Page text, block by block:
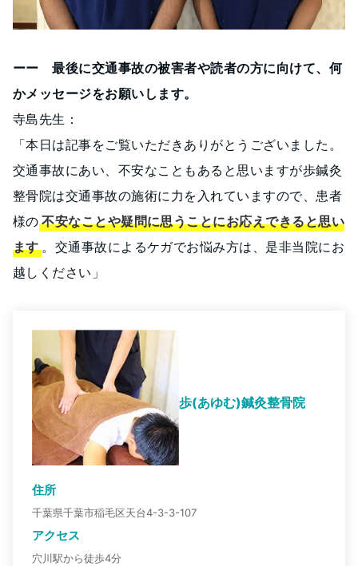
ーー 最後に交通事故の被害者や読者の方に向けて、何
かメッセージをお願いします。
寺島先生：
「本日は記事をご覧いただきありがとうございました。
交通事故にあい、不安なこともあると思いますが歩鍼灸
整骨院は交通事故の施術に力を入れていますので、患者
様の 不安なことや疑問に思うことにお応えできると思い
ます 。交通事故によるケガでお悩み方は、是非当院にお
越しください」
歩(あゆむ)鍼灸整骨院
住所
千葉県千葉市稲毛区天台4-3-3-107
アクセス
穴川駅から徒歩4分